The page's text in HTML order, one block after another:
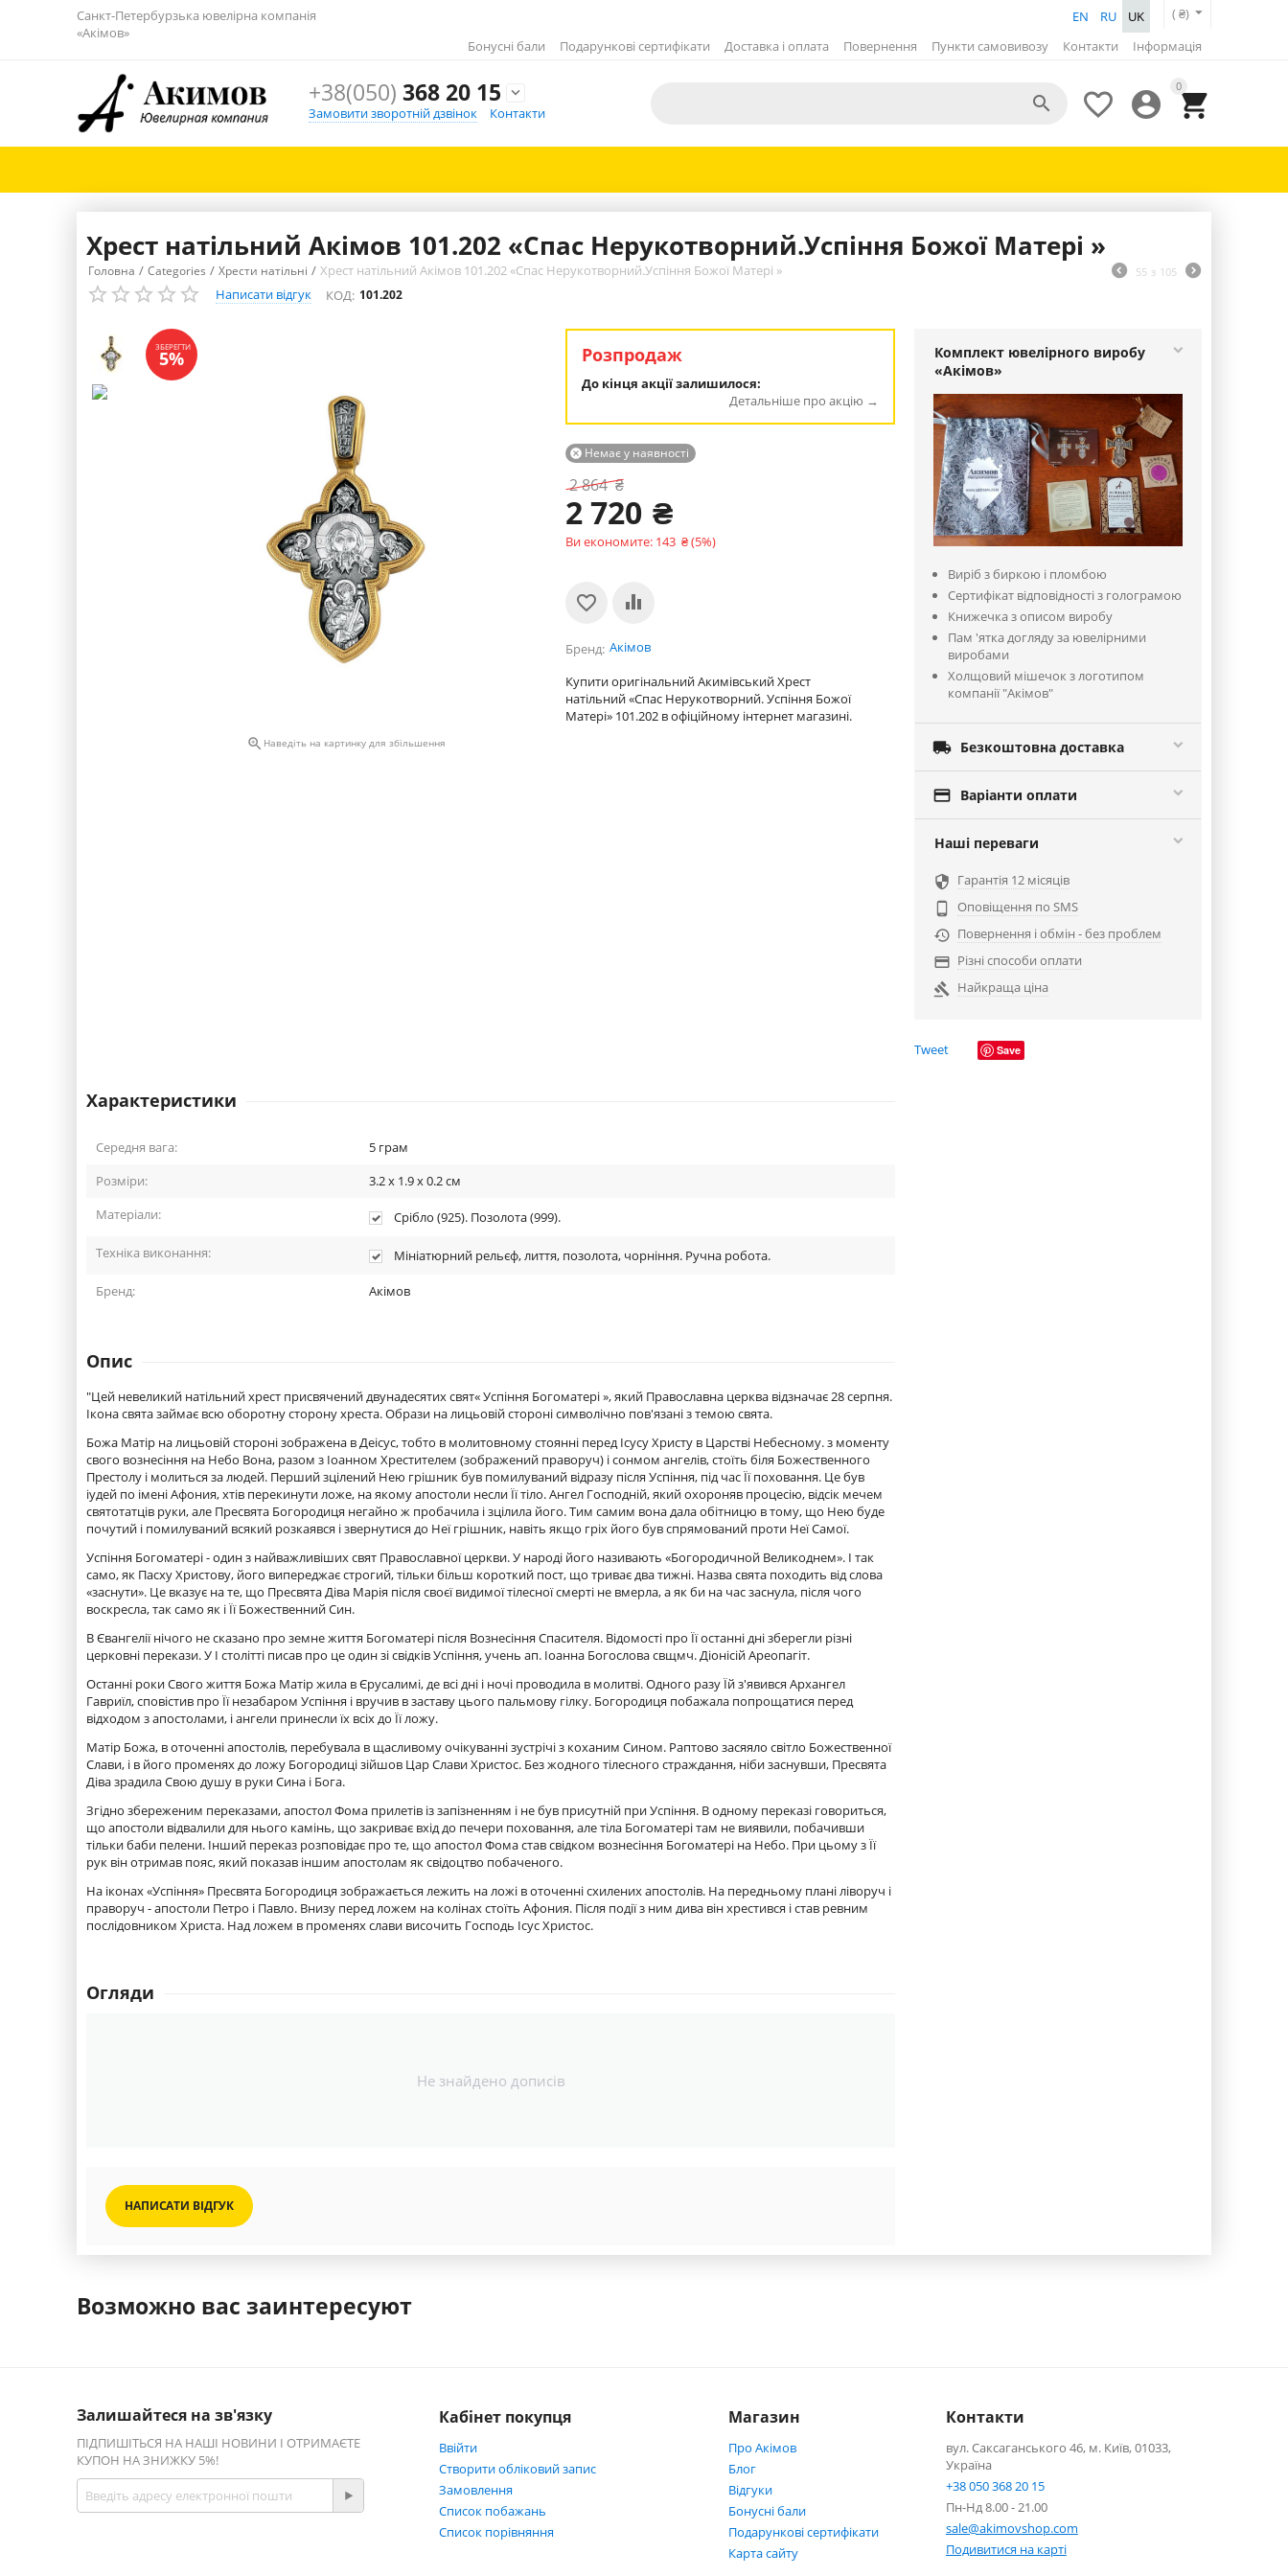
Санкт-Петербурзька ювелірна компанія
«Акімов»
( ₴)
EN RU
UK
Бонусні бали
Подарункові сертифікати Доставка і оплата Повернення Пункти самовивозу Контакти Інформація
+38(050) 368 20 15

Замовити зворотній дзвінок
Контакти
0




Хрест натільний Акімов 101.202 «Спас Нерукотворний.Успіння Божої Матері »
Головна / Categories / Хрести натільні / Хрест натільний Акімов 101.202 «Спас Нерукотворний.Успіння Божої Матері » 55 з 105
Написати відгук КОД: 101.202
ЗБЕРЕГТИ
5%
 Наведіть на картинку для збільшення
Розпродаж
До кінця акції залишилося:
Детальніше про акцію
Немає у наявності

2 864₴
2 720 ₴
Ви економите: 143 ₴(5%)
Бренд Акімов
Купити оригінальний Акимівський Хрест
натільний «Спас Нерукотворний. Успіння Божої
Матері» 101.202 в офіційному інтернет магазині.
Комплект ювелірного виробу
«Акімов»
Виріб з биркою і пломбою
Сертифікат відповідності з голограмою
Книжечка з описом виробу
Пам 'ятка догляду за ювелірними
виробами
Холщовий мішечок з логотипом
компанії "Акімов"
 Безкоштовна доставка
 Варіанти оплати
Наші переваги
 Гарантія 12 місяців

Оповіщення по SMS
 Повернення і обмін - без проблем
 Різні способи оплати
 Найкраща ціна
Tweet Save
Характеристики
Середня вага: 5 грам
Розміри:
3.2 x 1.9 x 0.2см
Матеріали:
Срібло (925). Позолота (999).
Техніка виконання: Мініатюрний рельєф, лиття, позолота, чорніння. Ручна робота.
Бренд: Акімов
Опис
"Цей невеликий натільний хрест присвячений двунадесятих свят« Успіння Богоматері », який Православна церква відзначає 28 серпня.
Ікона свята займає всю оборотну сторону хреста. Образи на лицьовій стороні символічно пов'язані з темою свята.
Божа Матір на лицьовій стороні зображена в Деісус, тобто в молитовному стоянні перед Ісусу Христу в Царстві Небесному. з моменту
свого вознесіння на Небо Вона, разом з Іоанном Хрестителем (зображений праворуч) і сонмом ангелів, стоїть біля Божественного
Престолу і молиться за людей. Перший зцілений Нею грішник був помилуваний відразу після Успіння, під час Її поховання. Це був
іудей по імені Афония, хтів перекинути ложе, на якому апостоли несли Її тіло. Ангел Господній, який охороняв процесію, відсік мечем
святотатців руки, але Пресвята Богородиця негайно ж пробачила і зцілила його. Тим самим вона дала обітницю в тому, що Нею буде
почутий і помилуваний всякий розкаявся і звернутися до Неї грішник, навіть якщо гріх його був спрямований проти Неї Самої.
Успіння Богоматері - один з найважливіших свят Православної церкви. У народі його називають «Богородичной Великоднем». І так
само, як Пасху Христову, його випереджає строгий, тільки більш короткий пост, що триває два тижні. Назва свята походить від слова
«заснути». Це вказує на те, що Пресвята Діва Марія після своєї видимої тілесної смерті не вмерла, а як би на час заснула, після чого
воскресла, так само як і Її Божественний Син.
В Євангелії нічого не сказано про земне життя Богоматері після Вознесіння Спасителя. Відомості про Її останні дні зберегли різні
церковні перекази. У I столітті писав про це один зі свідків Успіння, учень ап. Іоанна Богослова свщмч. Діонісій Ареопагіт.
Останні роки Свого життя Божа Матір жила в Єрусалимі, де всі дні і ночі проводила в молитві. Одного разу Їй з'явився Архангел
Гавриїл, сповістив про Її незабаром Успіння і вручив в заставу цього пальмову гілку. Богородиця побажала попрощатися перед
відходом з апостолами, і ангели принесли їх всіх до Її ложу.
Матір Божа, в оточенні апостолів, перебувала в щасливому очікуванні зустрічі з коханим Сином. Раптово засяяло світло Божественної
Слави, і в його променях до ложу Богородиці зійшов Цар Слави Христос. Без жодного тілесного страждання, ніби заснувши, Пресвята
Діва зрадила Свою душу в руки Сина і Бога.
Згідно збереженим переказами, апостол Фома прилетів із запізненням і не був присутній при Успіння. В одному переказі говориться,
що апостоли відвалили для нього камінь, що закриває вхід до печери поховання, але тіла Богоматері там не виявили, побачивши
тільки баби пелени. Інший переказ розповідає про те, що апостол Фома став свідком вознесіння Богоматері на Небо. При цьому з Її
рук він отримав пояс, який показав іншим апостолам як свідоцтво побаченого.
На іконах «Успіння» Пресвята Богородиця зображається лежить на ложі в оточенні схилених апостолів. На передньому плані ліворуч і
праворуч - апостоли Петро і Павло. Внизу перед ложем на колінах стоїть Афония. Після події з ним дива він хрестився і став ревним
послідовником Христа. Над ложем в променях слави височить Господь Ісус Христос.
Огляди
Не знайдено дописів
НАПИСАТИ ВІДГУК
Возможно вас заинтересуют
Залишайтеся на зв'язку
ПІДПИШІТЬСЯ НА НАШІ НОВИНИ І ОТРИМАЄТЕ
КУПОН НА ЗНИЖКУ 5%!
Кабінет покупця
Ввійти
Створити обліковий запис
Замовлення
Список побажань
Cписок порівняння
Магазин
Про Акімов
Блог
Відгуки
Бонусні бали
Подарункові сертифікати
Карта сайту
Контакти
вул. Саксаганського 46, м. Київ, 01033,
Україна
+38 050 368 20 15
Пн-Нд 8.00 - 21.00
sale@akimovshop.com
Подивитися на карті